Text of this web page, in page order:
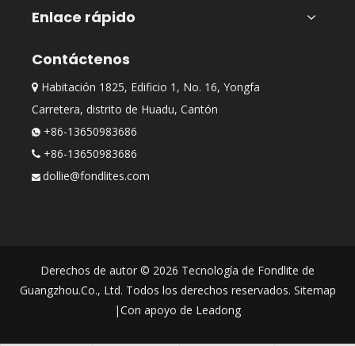
Enlace rápido
Contáctenos
 Habitación 1825, Edificio 1, No. 16, Yongfa
Carretera, distrito de Huadu, Cantón
 +86-13650983686
 +86-13650983686
 dollie@fondlites.com
Derechos de autor © 2026 Tecnología de Fondlite de
Guangzhou.Co., Ltd. Todos los derechos reservados. Sitemap
|Con apoyo de Leadong